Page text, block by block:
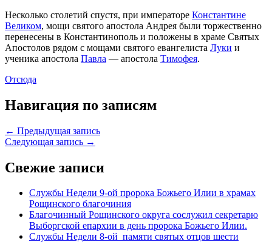
Несколько столетий спустя, при императоре Константине
Великом, мощи святого апостола Андрея были торжественно
перенесены в Константинополь и положены в храме Святых
Апостолов рядом с мощами святого евангелиста Луки и
ученика апостола Павла — апостола Тимофея.
Отсюда
Навигация по записям
← Предыдущая запись
Следующая запись →
Свежие записи
Службы Недели 9-ой пророка Божьего Илии в храмах
Рощинского благочиния
Благочинный Рощинского округа сослужил секретарю
Выборгской епархии в день пророка Божьего Илии.
Службы Недели 8-ой памяти святых отцов шести